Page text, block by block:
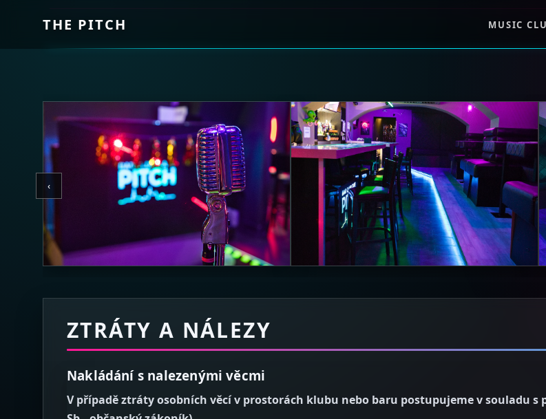
THE PITCH MUSIC
‹
ZTRÁTY A NÁLEZY
Nakládání s nalezenými věcmi
V případě ztráty osobních věcí v prostorách klubu nebo baru postupujeme v souladu